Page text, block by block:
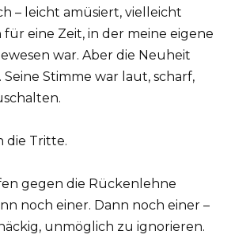
– leicht amüsiert, vielleicht
für eine Zeit, in der meine eigene
war. Aber die Neuheit
Seine Stimme war laut, scharf,
die Tritte.
gegen die Rückenlehne
noch einer. Dann noch einer –
unmöglich zu ignorieren.